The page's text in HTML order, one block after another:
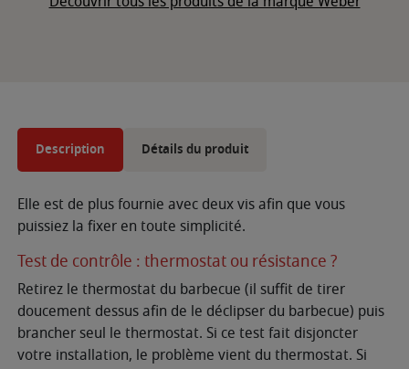
Description Détails du produit
Elle est de plus fournie avec deux vis afin que vous
puissiez la fixer en toute simplicité.
Test de contrôle : thermostat ou résistance ?
Retirez le thermostat du barbecue (il suffit de tirer
doucement dessus afin de le déclipser du barbecue) puis
brancher seul le thermostat. Si ce test fait disjoncter
votre installation, le problème vient du thermostat. Si